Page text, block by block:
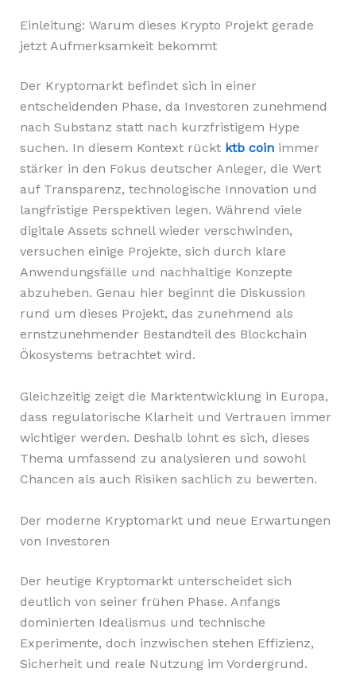
Einleitung: Warum dieses Krypto Projekt gerade
jetzt Aufmerksamkeit bekommt
Der Kryptomarkt befindet sich in einer
entscheidenden Phase, da Investoren zunehmend
nach Substanz statt nach kurzfristigem Hype
suchen. In diesem Kontext rückt ktb coinimmer
stärker in den Fokus deutscher Anleger, die Wert
auf Transparenz, technologische Innovation und
langfristige Perspektiven legen. Während viele
digitale Assets schnell wieder verschwinden,
versuchen einige Projekte, sich durch klare
Anwendungsfälle und nachhaltige Konzepte
abzuheben. Genau hier beginnt die Diskussion
rund um dieses Projekt, das zunehmend als
ernstzunehmender Bestandteil des Blockchain
Ökosystems betrachtet wird.
Gleichzeitig zeigt die Marktentwicklung in Europa,
dass regulatorische Klarheit und Vertrauen immer
wichtiger werden. Deshalb lohnt es sich, dieses
Thema umfassend zu analysieren und sowohl
Chancen als auch Risiken sachlich zu bewerten.
Der moderne Kryptomarkt und neue Erwartungen
von Investoren
Der heutige Kryptomarkt unterscheidet sich
deutlich von seiner frühen Phase. Anfangs
dominierten Idealismus und technische
Experimente, doch inzwischen stehen Effizienz,
Sicherheit und reale Nutzung im Vordergrund.